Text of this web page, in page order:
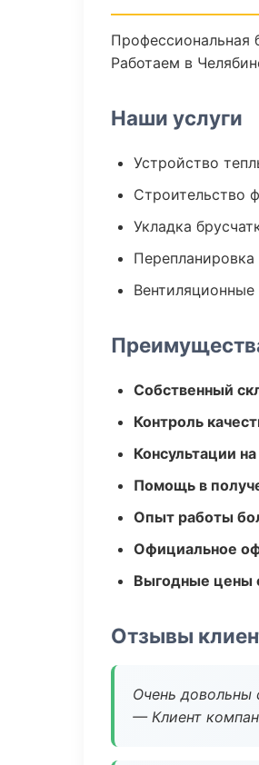
Профессиональная
Работаем в
Наши услуги
Устройство
Строительство
Укладка
Перепланировка
Собственный
Контроль
Консультации
Помощь в
Опыт работы
Официальное
Выгодные цены
Отзывы
Очень довольны
— Клиент